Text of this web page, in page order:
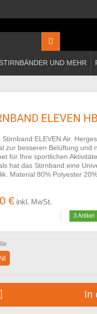
UND MEHR
ELEVEN
Stirnband ELEVEN Air.
zur besseren Belüftung und
für Ihre sportlichen
hat das Stirnband eine
Material 80% Polyester
€ inkl. MwSt.
3 Artikel
In